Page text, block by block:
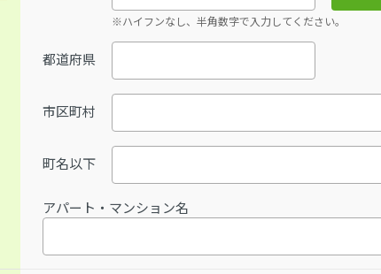
※ハイフンなし、半角数字で入力してください。
都道府県
市区町村
町名以下
アパート・マンション名